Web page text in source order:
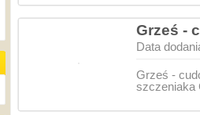
Grześ -
Data
Grześ -
szczeniaka